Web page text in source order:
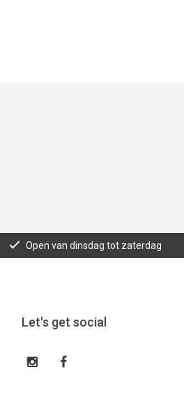
Open van dinsdag tot zaterdag
Let's get social